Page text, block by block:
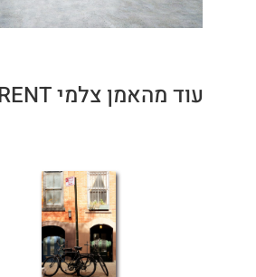
עוד מהאמן צלמי ART2RENT